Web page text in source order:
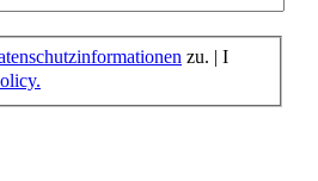
zu. | I